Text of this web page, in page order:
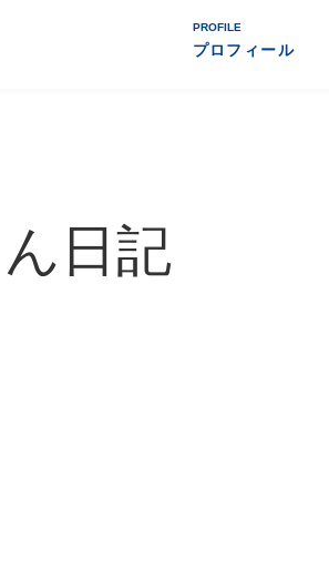
PROFILE
プロフィール
日記